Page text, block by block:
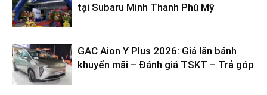
tại Subaru Minh Thanh Phú Mỹ
GAC Aion Y Plus 2026: Giá lăn bánh
khuyến mãi – Đánh giá TSKT – Trả góp